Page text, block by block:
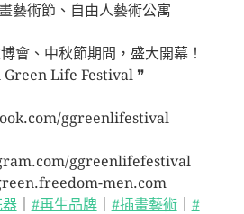
藝術節、自由人藝術公寓
會、中秋節期間，盛大開幕！
Green Life Festival ❞
ggreenlifestival
ggreenlifefestival
men.com
｜ #再生品牌｜ #插畫藝術｜ #